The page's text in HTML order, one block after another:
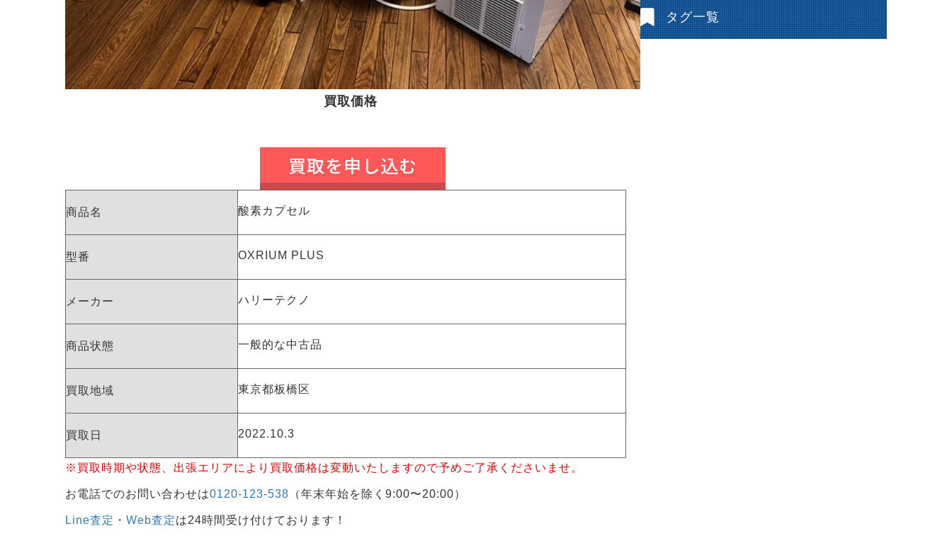
買取価格
買取を申し込む
商品名 酸素カプセル
型番 OXRIUM PLUS
メーカー ハリーテクノ
商品状態 一般的な中古品
買取地域 東京都板橋区
買取日 2022.10.3
※買取時期や状態、出張エリアにより買取価格は変動いたしますので予めご了承くださいませ。
お電話でのお問い合わせは0120-123-538 （年末年始を除く9:00〜20:00）
Line査定 ・ Web査定は24時間受け付けております！
タグ一覧